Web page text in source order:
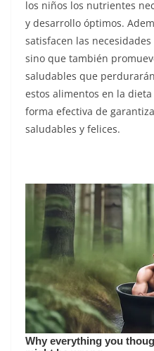
los niños los nutrientes
y desarrollo óptimos.
satisfacen las
sino que también
saludables que
estos alimentos en la
forma efectiva de
saludables y felices.